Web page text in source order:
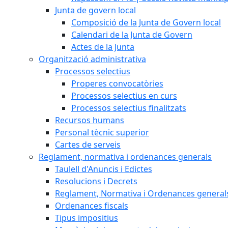
Junta de govern local
Composició de la Junta de Govern local
Calendari de la Junta de Govern
Actes de la Junta
Organització administrativa
Processos selectius
Properes convocatòries
Processos selectius en curs
Processos selectius finalitzats
Recursos humans
Personal tècnic superior
Cartes de serveis
Reglament, normativa i ordenances generals
Taulell d'Anuncis i Edictes
Resolucions i Decrets
Reglament, Normativa i Ordenances
Ordenances fiscals
Tipus impositius